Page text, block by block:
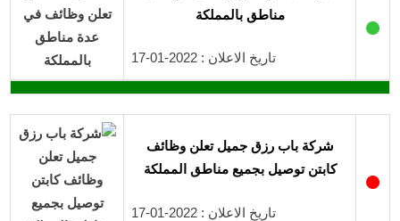
●
مناطق بالمملكة
تاريخ الاعلان : 2022-01-17
●
شركة باب رزق جميل تعلن وظائف
كابتن توصيل بجميع مناطق المملكة
تاريخ الاعلان : 2022-01-17